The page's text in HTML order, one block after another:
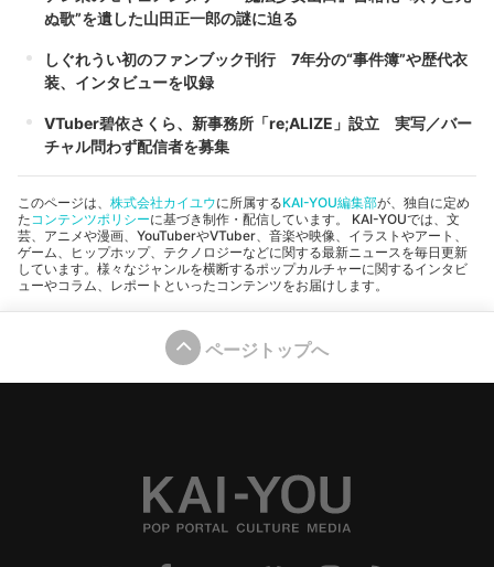
ぬ歌”を遺した山田正一郎の謎に迫る
しぐれうい初のファンブック刊行 7年分の“事件簿”や歴代衣
装、インタビューを収録
VTuber碧依さくら、新事務所「re;ALIZE」設立 実写／バー
チャル問わず配信者を募集
このページは、 株式会社カイユウに所属するKAI-YOU編集部が、独自に定め
たコンテンツポリシーに基づき制作・配信しています。 KAI-YOUでは、文
芸、アニメや漫画、YouTuberやVTuber、音楽や映像、イラストやアート、
ゲーム、ヒップホップ、テクノロジーなどに関する最新ニュースを毎日更新
しています。様々なジャンルを横断するポップカルチャーに関するインタビ
ューやコラム、レポートといったコンテンツをお届けします。
ページトップへ